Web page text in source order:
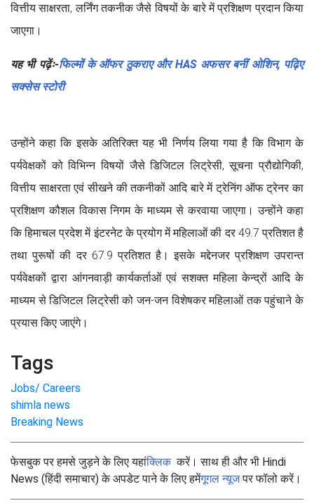
वित्तीय साक्षरता, लर्निंग तकनीक जैसे विषयों के बारे में प्रशिक्षण प्रदान किया
जाएगा।
यह भी पढ़ेंः-फिल्मों के ऑफर ठुकराए और HAS अफसर बनीं ओशिन, पढ़िए
सक्सेस स्टोरी
उन्होंने कहा कि इसके अतिरिक्त यह भी निर्णय लिया गया है कि विभाग के
पर्यवेक्षकों को विभिन्न विषयों जैसे डिजिटल लिट्रेसी, सूचना प्रौद्योगिकी,
वित्तीय साक्षरता एवं सीखने की तकनीकों आदि बारे में ट्रेनिंग ऑफ ट्रेनर का
प्रशिक्षण कौशल विकास निगम के माध्यम से करवाया जाएगा। उन्होंने कहा
कि हिमाचल प्रदेश में इंटरनेट के प्रयोग में महिलाओं की दर 49.7 प्रतिशत है
तथा पुरूषों की दर 67.9 प्रतिशत है। इसके मद्देनजर प्रशिक्षण उपरान्त
पर्यवेक्षकों द्वारा आंगनवाड़ी कार्यकर्ताओं एवं सशक्त महिला केन्द्रों आदि के
माध्यम से डिजिटल लिट्रेसी को जन-जन विशेषकर महिलाओं तक पहुंचाने के
प्रयास किए जाएंगे।
Tags
Jobs/ Careers
shimla news
Breaking News
फेसबुक पर हमसे जुड़ने के लिए यहांक्लिककरें। साथ ही और भी Hindi
News (हिंदी समाचार) के अपडेट पाने के लिए हमेंगूगल न्यूजपर फॉलो करें।